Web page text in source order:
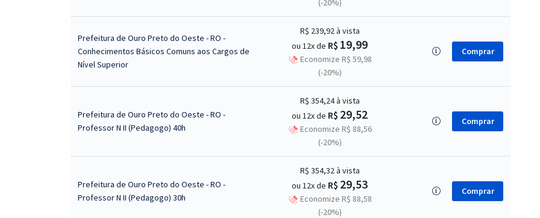
(-20%)
Prefeitura de Ouro Preto do Oeste - RO -
Conhecimentos Básicos Comuns aos Cargos de
Nível Superior
R$ 239,92à vista
ou 12x de R$ 19,99
Economize R$ 59,98
(-20%)
Comprar
Prefeitura de Ouro Preto do Oeste - RO -
Professor N II (Pedagogo) 40h
R$ 354,24à vista
ou 12x de R$ 29,52
Economize R$ 88,56
(-20%)
Comprar
Prefeitura de Ouro Preto do Oeste - RO -
Professor N II (Pedagogo) 30h
R$ 354,32à vista
ou 12x de R$ 29,53
Economize R$ 88,58
(-20%)
Comprar